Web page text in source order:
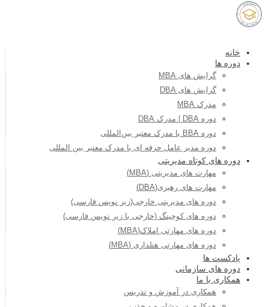
خانه
دوره ها
گرایش های MBA
گرایش های DBA
مدرک MBA
دوره DBA | مدرک DBA
دوره BBA با مدرک معتبر بین‌المللی
دوره مدیر عامل حرفه ای با مدرک معتبر بین المللی
دوره های کوتاه مدیریتی
مهارت های مدیریتی (MBA)
مهارت های رهبری(DBA)
دوره های مدیریتی خارجی(زیر نویس فارسی)
دوره های کوچینگ (خارجی با زیر نویس فارسی)
دوره های مهارتی املاک(MBA)
دوره های مهارتی هتلداری (MBA)
پادکست ها
دوره های سازمانی
همکاری با ما
همکاری در آموزش و تدریس